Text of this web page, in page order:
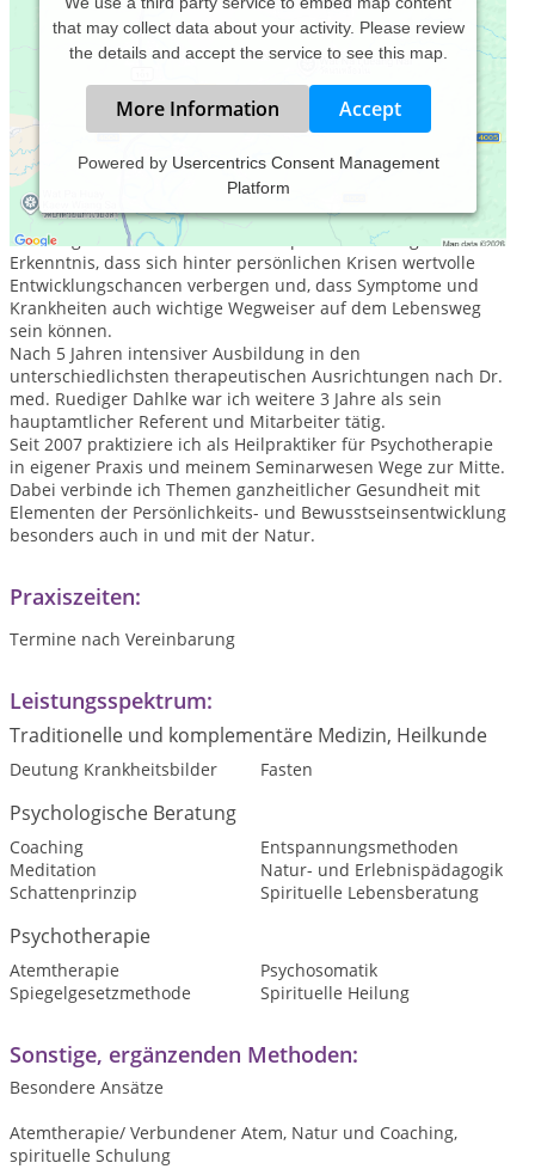
that may collect data about your activity. Please review
the details and accept the service to see this map.
More Information Accept
Powered by Usercentrics Consent Management
Platform
Mein therapeutischer Weg
Richtungweisend für meinen therapeutischen Weg war die
Erkenntnis, dass sich hinter persönlichen Krisen wertvolle
Entwicklungschancen verbergen und, dass Symptome und
Krankheiten auch wichtige Wegweiser auf dem Lebensweg
sein können.
Nach 5 Jahren intensiver Ausbildung in den
unterschiedlichsten therapeutischen Ausrichtungen nach Dr.
med. Ruediger Dahlke war ich weitere 3 Jahre als sein
hauptamtlicher Referent und Mitarbeiter tätig.
Seit 2007 praktiziere ich als Heilpraktiker für Psychotherapie
in eigener Praxis und meinem Seminarwesen Wege zur Mitte.
Dabei verbinde ich Themen ganzheitlicher Gesundheit mit
Elementen der Persönlichkeits- und Bewusstseinsentwicklung
besonders auch in und mit der Natur.
Praxiszeiten:
Termine nach Vereinbarung
Leistungsspektrum:
Traditionelle und komplementäre Medizin, Heilkunde
Deutung Krankheitsbilder Fasten
Psychologische Beratung
Coaching
Entspannungsmethoden
Meditation
Natur- und Erlebnispädagogik
Schattenprinzip
Spirituelle Lebensberatung
Psychotherapie
Atemtherapie
Psychosomatik
Spiegelgesetzmethode
Spirituelle Heilung
Sonstige, ergänzenden Methoden:
Besondere Ansätze
Atemtherapie/ Verbundener Atem, Natur und Coaching,
spirituelle Schulung